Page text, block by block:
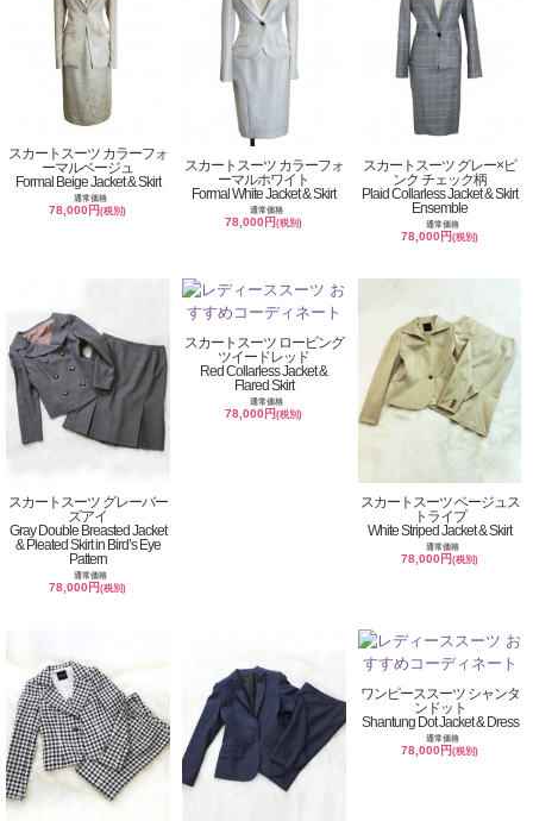
スカートスーツ カラーフォ
ーマルベージュ
Formal Beige Jacket & Skirt
通常価格
78,000円(税別)
スカートスーツ カラーフォ
ーマルホワイト
Formal White Jacket & Skirt
通常価格
78,000円(税別)
スカートスーツ グレー×ピ
ンク チェック柄
Plaid Collarless Jacket & Skirt
Ensemble
通常価格
78,000円(税別)
スカートスーツ グレーバー
ズアイ
Gray Double Breasted Jacket
& Pleated Skirt in Bird’s Eye
Pattern
通常価格
78,000円(税別)
スカートスーツ ロービング
ツイードレッド
Red Collarless Jacket &
Flared Skirt
通常価格
78,000円(税別)
スカートスーツ ベージュス
トライプ
White Striped Jacket & Skirt
通常価格
78,000円(税別)
ワンピーススーツ シャンタ
ンドット
Shantung Dot Jacket & Dress
通常価格
78,000円(税別)